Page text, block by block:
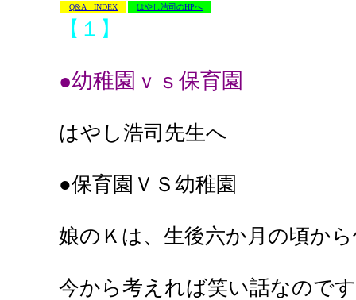
Q&A INDEX はやし浩司のHPへ
【１】
●幼稚園ｖｓ保育園
はやし浩司先生へ
●保育園ＶＳ幼稚園
娘のＫは、生後六か月の頃か
今から考えれば笑い話なので